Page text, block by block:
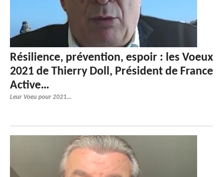
Résilience, prévention, espoir : les Voeux
2021 de Thierry Doll, Président de France
Active…
Leur Voeu pour 2021...